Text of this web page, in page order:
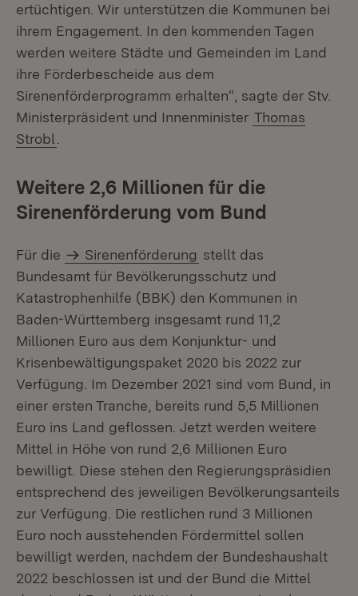
ertüchtigen. Wir unterstützen die Kommunen bei
ihrem Engagement. In den kommenden Tagen
werden weitere Städte und Gemeinden im Land
ihre Förderbescheide aus dem
Sirenenförderprogramm erhalten“, sagte der Stv.
Ministerpräsident und Innenminister Thomas
Strobl
Weitere 2,6 Millionen für die
Sirenenförderung vom Bund
Für die Sirenenförderung stellt das
Bundesamt für Bevölkerungsschutz und
Katastrophenhilfe (BBK) den Kommunen in
Baden-Württemberg insgesamt rund 11,2
Millionen Euro aus dem Konjunktur- und
Krisenbewältigungspaket 2020 bis 2022 zur
Verfügung. Im Dezember 2021 sind vom Bund, in
einer ersten Tranche, bereits rund 5,5 Millionen
Euro ins Land geflossen. Jetzt werden weitere
Mittel in Höhe von rund 2,6 Millionen Euro
bewilligt. Diese stehen den Regierungspräsidien
entsprechend des jeweiligen Bevölkerungsanteils
zur Verfügung. Die restlichen rund 3 Millionen
Euro noch ausstehenden Fördermittel sollen
bewilligt werden, nachdem der Bundeshaushalt
2022 beschlossen ist und der Bund die Mittel